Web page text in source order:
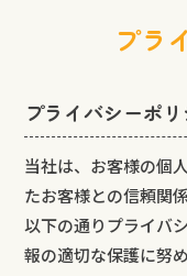
プラ
プライバシーポ
当社は、お客様の個
たお客様との信頼関
以下の通りプライバ
報の適切な保護に努め